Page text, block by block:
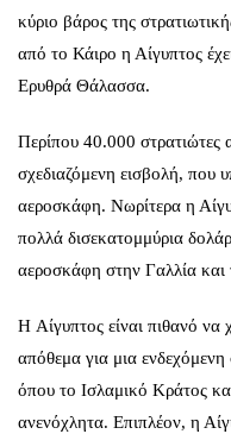
κύριο βάρος της
από το Κάιρο η Αίγυπτος
Ερυθρά Θάλασσα.
Περίπου 40.000 στρατιώτες
σχεδιαζόμενη εισβολή, που
αεροσκάφη. Νωρίτερα η
πολλά δισεκατομμύρια
αεροσκάφη στην Γαλλία και
H Αίγυπτος είναι πιθανό να
απόθεμα για μια
όπου το Ισλαμικό Κράτος
ανενόχλητα. Επιπλέον, η